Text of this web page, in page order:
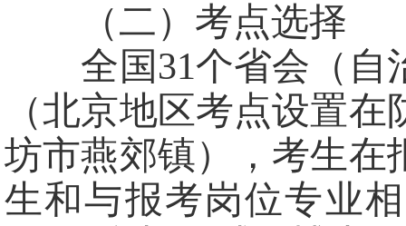
（二）考点选择
全国31个省会（自
（北京地区考点设置
坊市燕郊镇），考生在
生和与报考岗位专业